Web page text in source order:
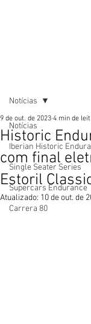
Notícias
Iberian Historic
Single Seater Series
Supercars Endurance
Carrera 80
Notícias
Historic
com final
Estoril
9 de out. de 2023 4 min de
Atualizado: 10 de out. de